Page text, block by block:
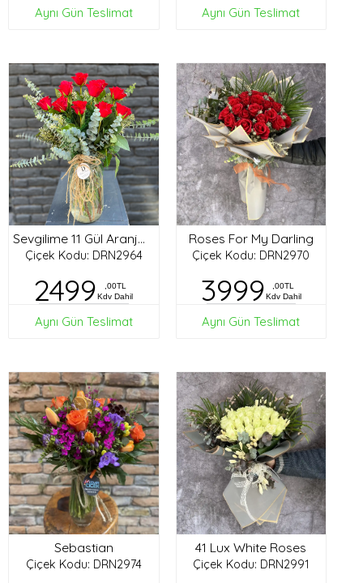
Aynı Gün Teslimat Aynı Gün Teslimat
Sevgilime 11 Gül Aranjman
Çiçek Kodu: DRN2964
2499
,00TL
Kdv Dahil
Aynı Gün Teslimat
Roses For My Darling
Çiçek Kodu: DRN2970
3999
,00TL
Kdv Dahil
Aynı Gün Teslimat
Sebastian
Çiçek Kodu: DRN2974
41 Lux White Roses
Çiçek Kodu: DRN2991